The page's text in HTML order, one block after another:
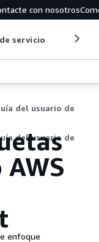
con nosotros
servicio
del usuario de
del usuario de
enfoque